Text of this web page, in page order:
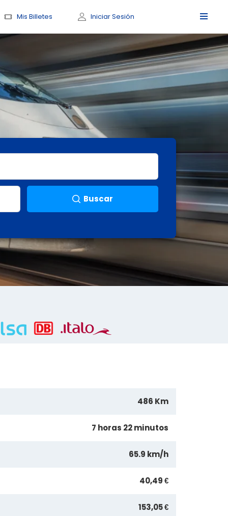
Mis Billetes Iniciar Sesión
Buscar
486 Km
7 horas 22 minutos
65.9 km/h
40,49 €
153,05 €